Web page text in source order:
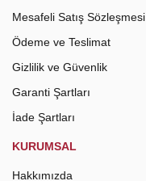
Mesafeli Satış Sözleşmesi
Ödeme ve Teslimat
Gizlilik ve Güvenlik
Garanti Şartları
İade Şartları
KURUMSAL
Hakkımızda